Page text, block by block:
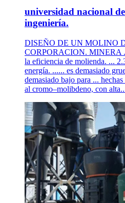
universidad nacional
ingeniería.
DISEÑO DE UN MOLINO
CORPORACION. MINERA
la eficiencia de molienda. ...
energía. ...... es demasiado
demasiado bajo para ...
al cromo–molibdeno, con